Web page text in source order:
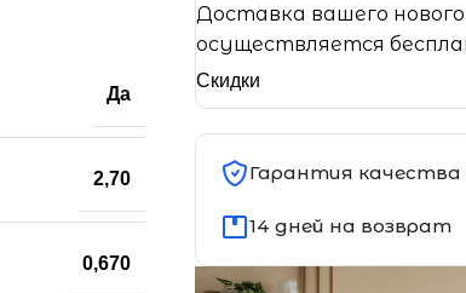
Да
2,70
0,670
Доставка вашего
осуществляется
Скидки
Гарантия качества
14 дней на возврат